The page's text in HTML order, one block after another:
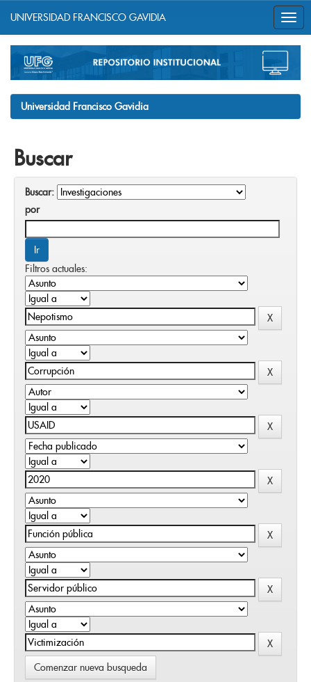
navigation
UNIVERSIDAD FRANCISCO GAVIDIA
Universidad Francisco Gavidia
Buscar
Buscar:
por
Filtros actuales:
Comenzar nueva busqueda